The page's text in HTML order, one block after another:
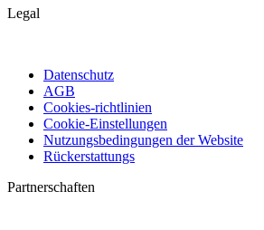
Legal
Datenschutz
AGB
Cookies-richtlinien
Cookie-Einstellungen
Nutzungsbedingungen der Website
Rückerstattungs
Partnerschaften